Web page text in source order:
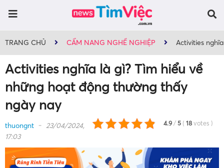
TRANG CHỦ CẨM NANG NGHỀ NGHIỆP Activities
Activities nghĩa là gì? Tìm hiểu về
những hoạt động thường thấy
ngày nay
4.9 / 5 ( 18 votes )
thuongnt
23/04/2024,
17:03